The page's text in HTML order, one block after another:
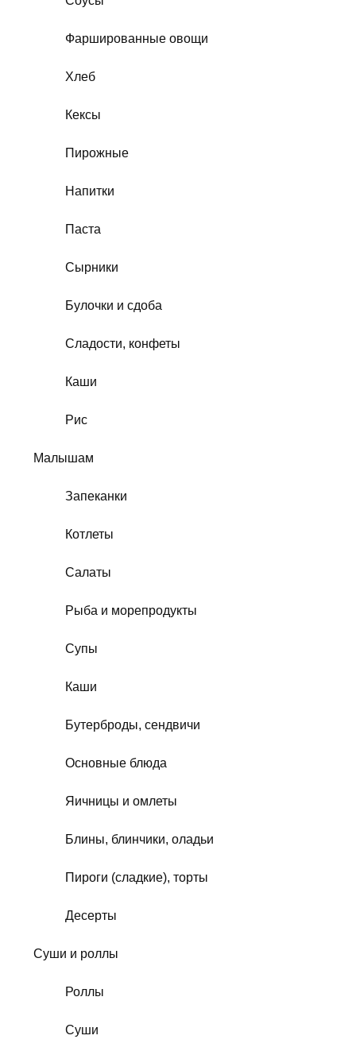
Фаршированные овощи
Хлеб
Кексы
Пирожные
Напитки
Паста
Сырники
Булочки и сдоба
Сладости, конфеты
Каши
Рис
Малышам
Запеканки
Котлеты
Салаты
Рыба и морепродукты
Супы
Каши
Бутерброды, сендвичи
Основные блюда
Яичницы и омлеты
Блины, блинчики, оладьи
Пироги (сладкие), торты
Десерты
Суши и роллы
Роллы
Суши